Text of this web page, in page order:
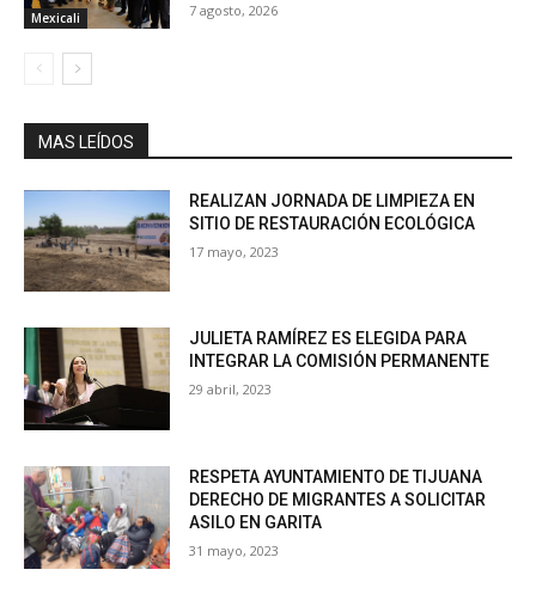
Mexicali 7 agosto, 2026
MAS LEÍDOS
REALIZAN JORNADA DE LIMPIEZA EN
SITIO DE RESTAURACIÓN ECOLÓGICA
17 mayo, 2023
JULIETA RAMÍREZ ES ELEGIDA PARA
INTEGRAR LA COMISIÓN PERMANENTE
29 abril, 2023
RESPETA AYUNTAMIENTO DE TIJUANA
DERECHO DE MIGRANTES A SOLICITAR
ASILO EN GARITA
31 mayo, 2023